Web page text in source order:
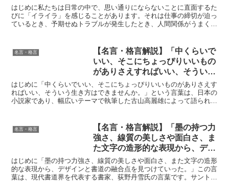
訓
はじめに私たちは日常の中で、思い通りにならないことに直面するた
びに「イライラ」を感じることがあります。それは仕事の締切が迫っ
ているとき、予期せぬトラブルが発生したとき、人間関係がうまくい
名言・格言
【名言・格言解説】「中くらいで
いい、そこにちょっぴりいいもの
がありさえすればいい、そういう
生き方はできませんか。」by 古
山高麗雄の深い意味と得られる教
訓
はじめに「中くらいでいい、そこにちょっぴりいいものがありさえす
ればいい、そういう生き方はできませんか。」という言葉は、日本の
小説家であり、幅広いテーマで執筆した古山高麗雄によって語られま
名言・格言
【名言・格言解説】「墨の持つ力
強さ、線質の美しさや面白さ、ま
た文字の造形的な表現から、デザ
インと書道の融合点を見つけてい
った。」by 荻野 丹雪の深い意味
と得られる教訓
はじめに「墨の持つ力強さ、線質の美しさや面白さ、また文字の造形
的な表現から、デザインと書道の融合点を見つけていった。」この言
葉は、現代書道界を代表する書家、荻野丹雪氏の言葉です。サントリ